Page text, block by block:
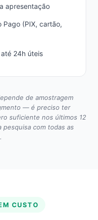
apresentação
Pago (PIX, cartão,
24h úteis
de amostragem
— é preciso ter
suficiente nos últimos 12
pesquisa com todas as
CUSTO